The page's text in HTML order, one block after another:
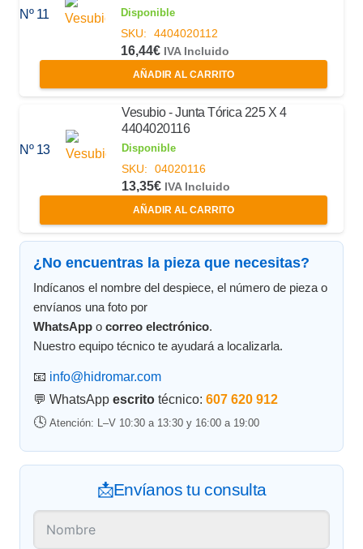
Nº 11 Disponible
SKU: 4404020112
16,44€ IVA Incluido
AÑADIR AL CARRITO
Nº 13
Vesubio - Junta Tórica 225 X 4
4404020116
Disponible
SKU: 04020116
13,35€ IVA Incluido
AÑADIR AL CARRITO
¿No encuentras la pieza que necesitas?
Indícanos el nombre del despiece, el número de pieza o
envíanos una foto por
WhatsApp o correo electrónico.
Nuestro equipo técnico te ayudará a localizarla.
📧 info@hidromar.com
💬 WhatsApp escrito técnico: 607 620 912
🕓 Atención: L–V 10:30 a 13:30 y 16:00 a 19:00
📩Envíanos tu consulta